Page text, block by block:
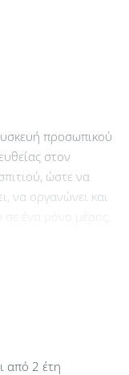
προσωπικού
στον
ώστε να
να οργανώνει και
ένα μόνο μέρος,
από 2 έτη